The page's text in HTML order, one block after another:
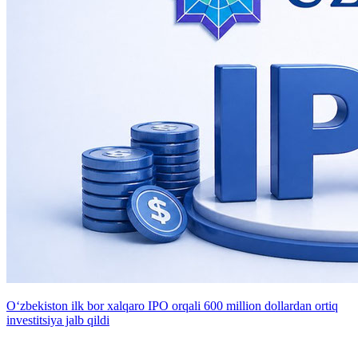
O‘zbekiston ilk bor xalqaro IPO orqali 600 million dollardan ortiq
investitsiya jalb qildi